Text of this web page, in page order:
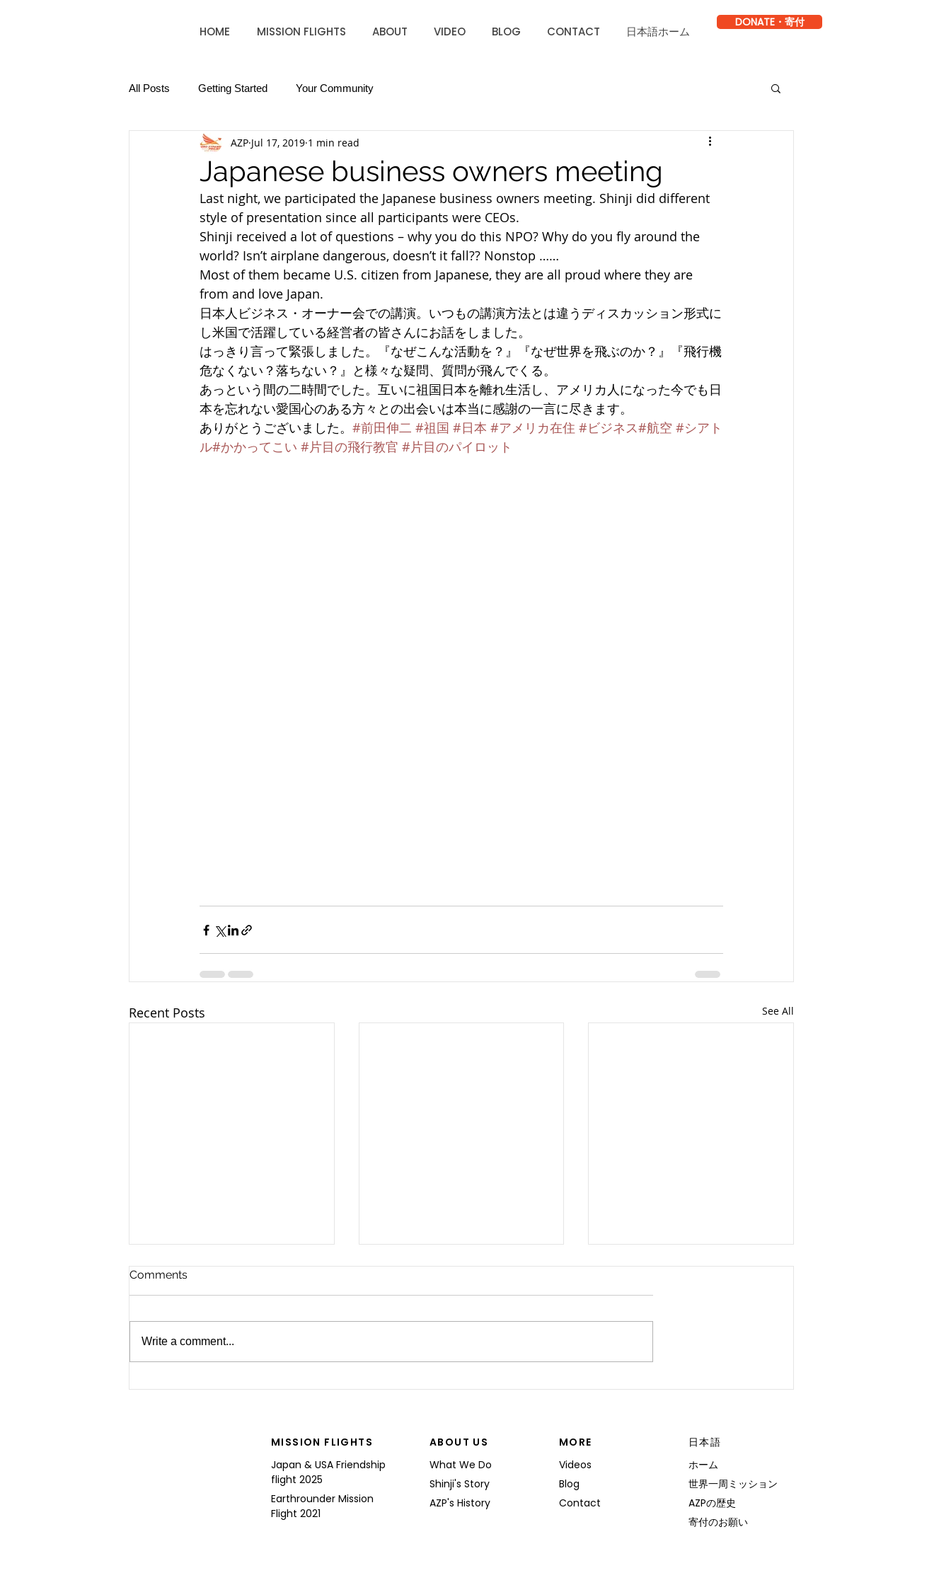
HOME MISSION FLIGHTS ABOUT VIDEO BLOG CONTACT 日本語ホーム
DONATE・寄付
All Posts Getting Started Your Community
Japanese business owners meeting
AZP Jul 17, 2019 1 min read
Last night, we participated the Japanese business owners meeting. Shinji did different
style of presentation since all participants were CEOs.
Shinji received a lot of questions – why you do this NPO? Why do you fly around the
world? Isn’t airplane dangerous, doesn’t it fall?? Nonstop ……
Most of them became U.S. citizen from Japanese, they are all proud where they are
from and love Japan.
日本人ビジネス・オーナー会での講演。いつもの講演方法とは違うディスカッション形式に
し米国で活躍している経営者の皆さんにお話をしました。
はっきり言って緊張しました。『なぜこんな活動を？』『なぜ世界を飛ぶのか？』『飛行機
危なくない？落ちない？』と様々な疑問、質問が飛んでくる。
あっという間の二時間でした。互いに祖国日本を離れ生活し、アメリカ人になった今でも日
本を忘れない愛国心のある方々との出会いは本当に感謝の一言に尽きます。
ありがとうございました。 #前田伸二 #祖国 #日本 #アメリカ在住 #ビジネス#航空 #シアト
ル#かかってこい #片目の飛行教官 #片目のパイロット
Recent Posts See All
Comments
Write a comment...
MISSION FLIGHTS
Japan & USA Friendship
flight 2025
Earthrounder Mission
Flight 2021
ABOUT US
What We Do
Shinji's Story
AZP's History
MORE
Videos
Blog
Contact
日本語
ホーム
世界一周ミッション
AZPの歴史
寄付のお願い